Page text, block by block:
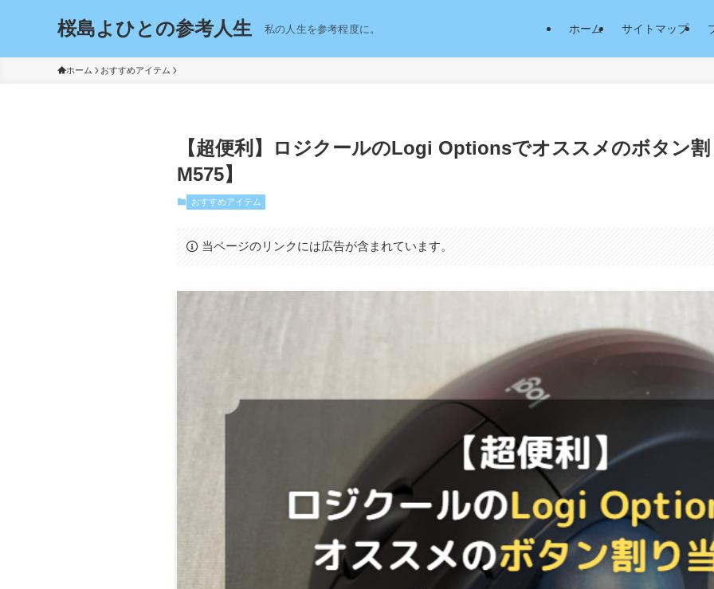
桜島よひとの参考人生 私の人生を参考程度に。 ホーム サイトマップ
ホーム おすすめアイテム
【超便利】ロジクールのLogi Optionsでオススメのボタン
M575】
おすすめアイテム
当ページのリンクには広告が含まれています。